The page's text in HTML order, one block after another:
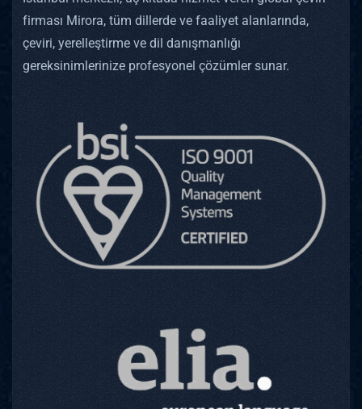
firması Mirora, tüm dillerde ve faaliyet alanlarında,
çeviri, yerelleştirme ve dil danışmanlığı
gereksinimlerinize profesyonel çözümler sunar.